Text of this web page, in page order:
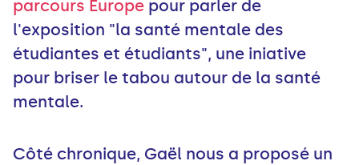
parcours Europe pour parler de
l'exposition "la santé mentale des
étudiantes et étudiants", une iniative
pour briser le tabou autour de la santé
mentale.
Côté chronique, Gaël nous a proposé un